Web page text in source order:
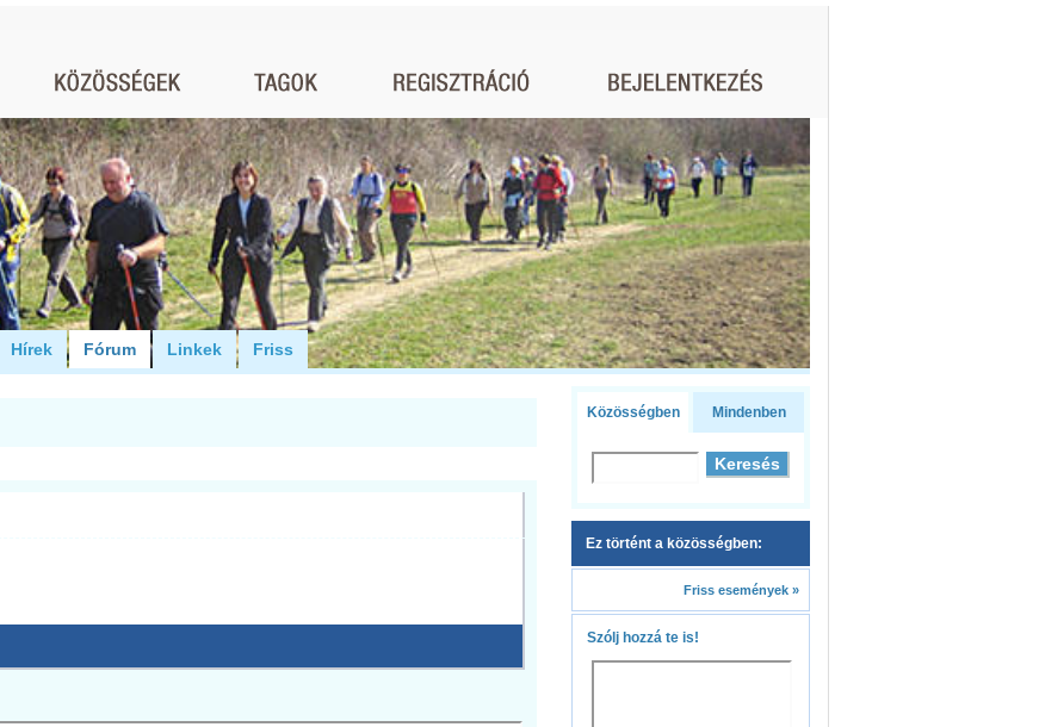
Hírek Fórum Linkek Friss
Közösségben Mindenben
Ez történt a közösségben:
Friss események »
Szólj hozzá te is!